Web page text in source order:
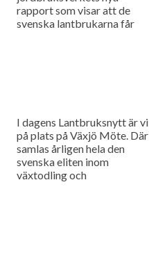
rapport som visar att de
svenska lantbrukarna får
I dagens Lantbruksnytt är vi
på plats på Växjö Möte. Där
samlas årligen hela den
svenska eliten inom
växtodling och